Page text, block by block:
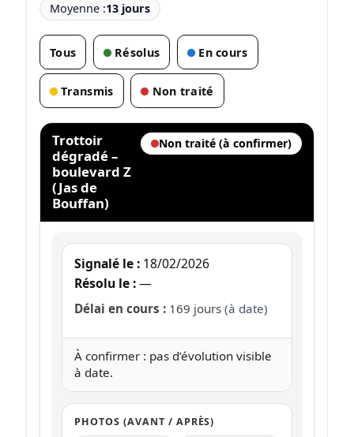
Moyenne :13 jours
Tous Résolus En cours
Transmis Non traité
Trottoir
dégradé –
boulevard Z
(Jas de
Bouffan)
Non traité (à confirmer)
Signalé le :18/02/2026
Résolu le :—
Délai en cours :169 jours (à date)
À confirmer : pas d’évolution visible
à date.
PHOTOS (AVANT / APRÈS)